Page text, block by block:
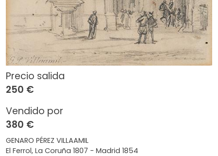
Precio salida
250 €
Vendido por
380 €
GENARO PÉREZ VILLAAMIL
El Ferrol, La Coruña 1807 - Madrid 1854